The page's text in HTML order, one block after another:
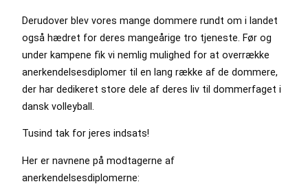
Derudover blev vores mange dommere rundt om i landet
også hædret for deres mangeårige tro tjeneste. Før og
under kampene fik vi nemlig mulighed for at overrække
anerkendelsesdiplomer til en lang række af de dommere,
der har dedikeret store dele af deres liv til dommerfaget i
dansk volleyball.
Tusind tak for jeres indsats!
Her er navnene på modtagerne af
anerkendelsesdiplomerne: